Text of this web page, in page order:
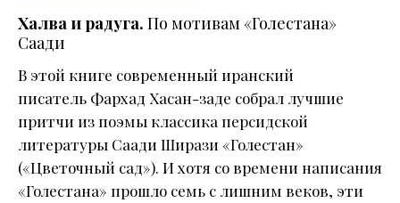
Халва и радуга. По мотивам «Голестана»
Саади
В этой книге современный иранский
писатель Фархад Хасан-заде собрал лучшие
притчи из поэмы классика персидской
литературы Саади Ширази «Голестан»
(«Цветочный сад»). И хотя со времени написания
«Голестана» прошло семь с лишним веков, эти